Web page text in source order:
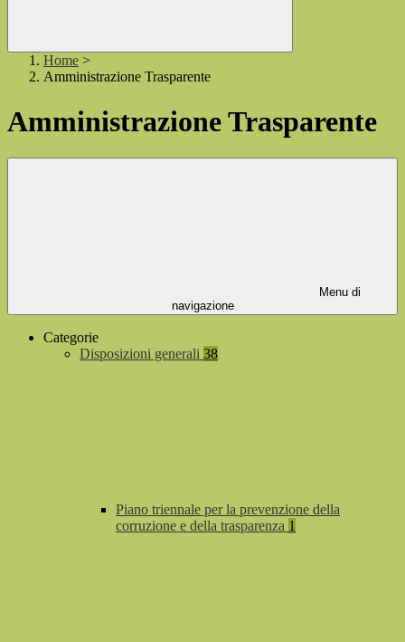
Home >
Amministrazione Trasparente
Amministrazione Trasparente
Menu di
navigazione
Categorie
Disposizioni generali 38
Piano triennale per la prevenzione della
corruzione e della trasparenza 1